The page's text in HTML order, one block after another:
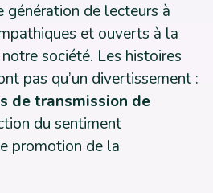
génération de lecteurs à
et ouverts à la
société. Les histoires
pas qu’un divertissement :
de transmission de
du sentiment
promotion de la